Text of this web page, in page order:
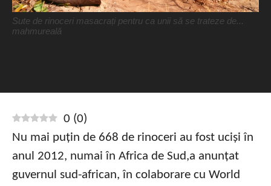
Sute de rinoceri masacrați pentru ca unii să se trateze de...
mahmureală
0 (0)
Nu mai puțin de 668 de rinoceri au fost uciși în
anul 2012, numai în Africa de Sud,a anunțat
guvernul sud-african, în colaborare cu World